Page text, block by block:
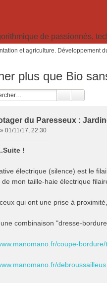
de passionnés,
et agriculture. Développement
plus que Bio
du Paresseux :
» 01/11/17, 22:30
!
électrique (silence) est le
mon taille-haie électrique
qui ont une prise à
combinaison "dresse-
coupe-